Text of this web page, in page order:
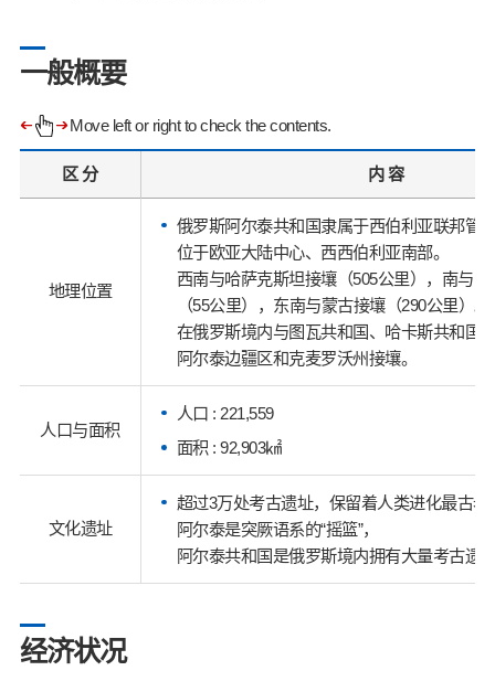
一般概要
Move left or right to check the contents.
区 分 内 容
地理位置
俄罗斯阿尔泰共和国隶属于西伯利亚联邦管
位于欧亚大陆中心、西西伯利亚南部。
西南与哈萨克斯坦接壤（505公里），南与中
（55公里），东南与蒙古接壤（290公里）。
在俄罗斯境内与图瓦共和国、哈卡斯共和国
阿尔泰边疆区和克麦罗沃州接壤。
人口与面积
人口 : 221,559
面积 : 92,903㎢
文化遗址
超过3万处考古遗址，保留着人类进化最古老
阿尔泰是突厥语系的“摇篮”，
阿尔泰共和国是俄罗斯境内拥有大量考古遗
经济状况